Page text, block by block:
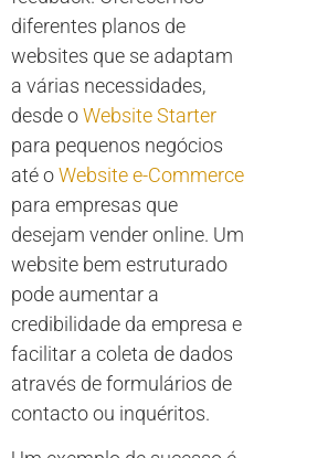
diferentes planos de
websites que se adaptam
a várias necessidades,
desde oWebsite Starter
para pequenos negócios
até oWebsite e-Commerce
para empresas que
desejam vender online. Um
website bem estruturado
pode aumentar a
credibilidade da empresa e
facilitar a coleta de dados
através de formulários de
contacto ou inquéritos.